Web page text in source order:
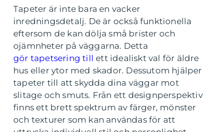
Tapeter är inte bara en vacker
inredningsdetalj. De är också funktionella
eftersom de kan dölja små brister och
ojämnheter på väggarna. Detta
gör tapetsering till ett idealiskt val för äldre
hus eller ytor med skador. Dessutom hjälper
tapeter till att skydda dina väggar mot
slitage och smuts. Från ett designperspektiv
finns ett brett spektrum av färger, mönster
och texturer som kan användas för att